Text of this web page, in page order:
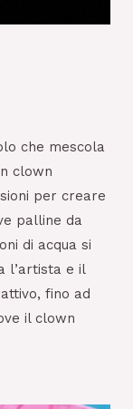
che mescola
clown
per creare
palline da
di acqua si
l’artista e il
fino ad
il clown